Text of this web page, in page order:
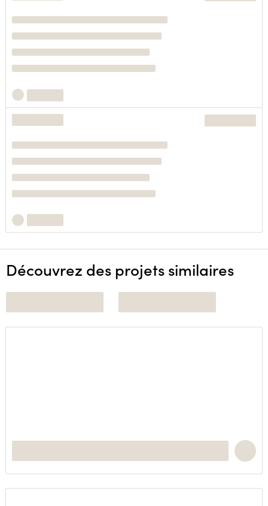
Découvrez des projets similaires